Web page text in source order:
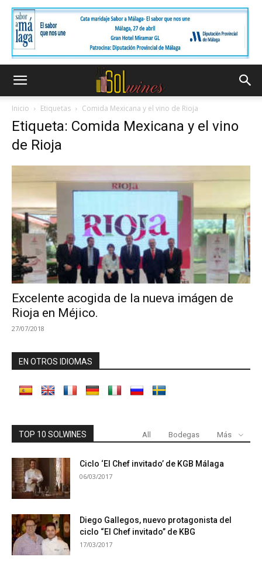
Inicio Etiquetas Comida Mexicana y el vino de Rioja
Etiqueta: Comida Mexicana y el vino
de Rioja
Excelente acogida de la nueva imágen de
Rioja en Méjico.
27/07/2018
EN OTROS IDIOMAS
TOP 10 SOLWINES All Bodegas Más
Ciclo ‘El Chef invitado’ de KGB Málaga
06/03/2017
Diego Gallegos, nuevo protagonista del
ciclo “El Chef invitado” de KBG
17/03/2017